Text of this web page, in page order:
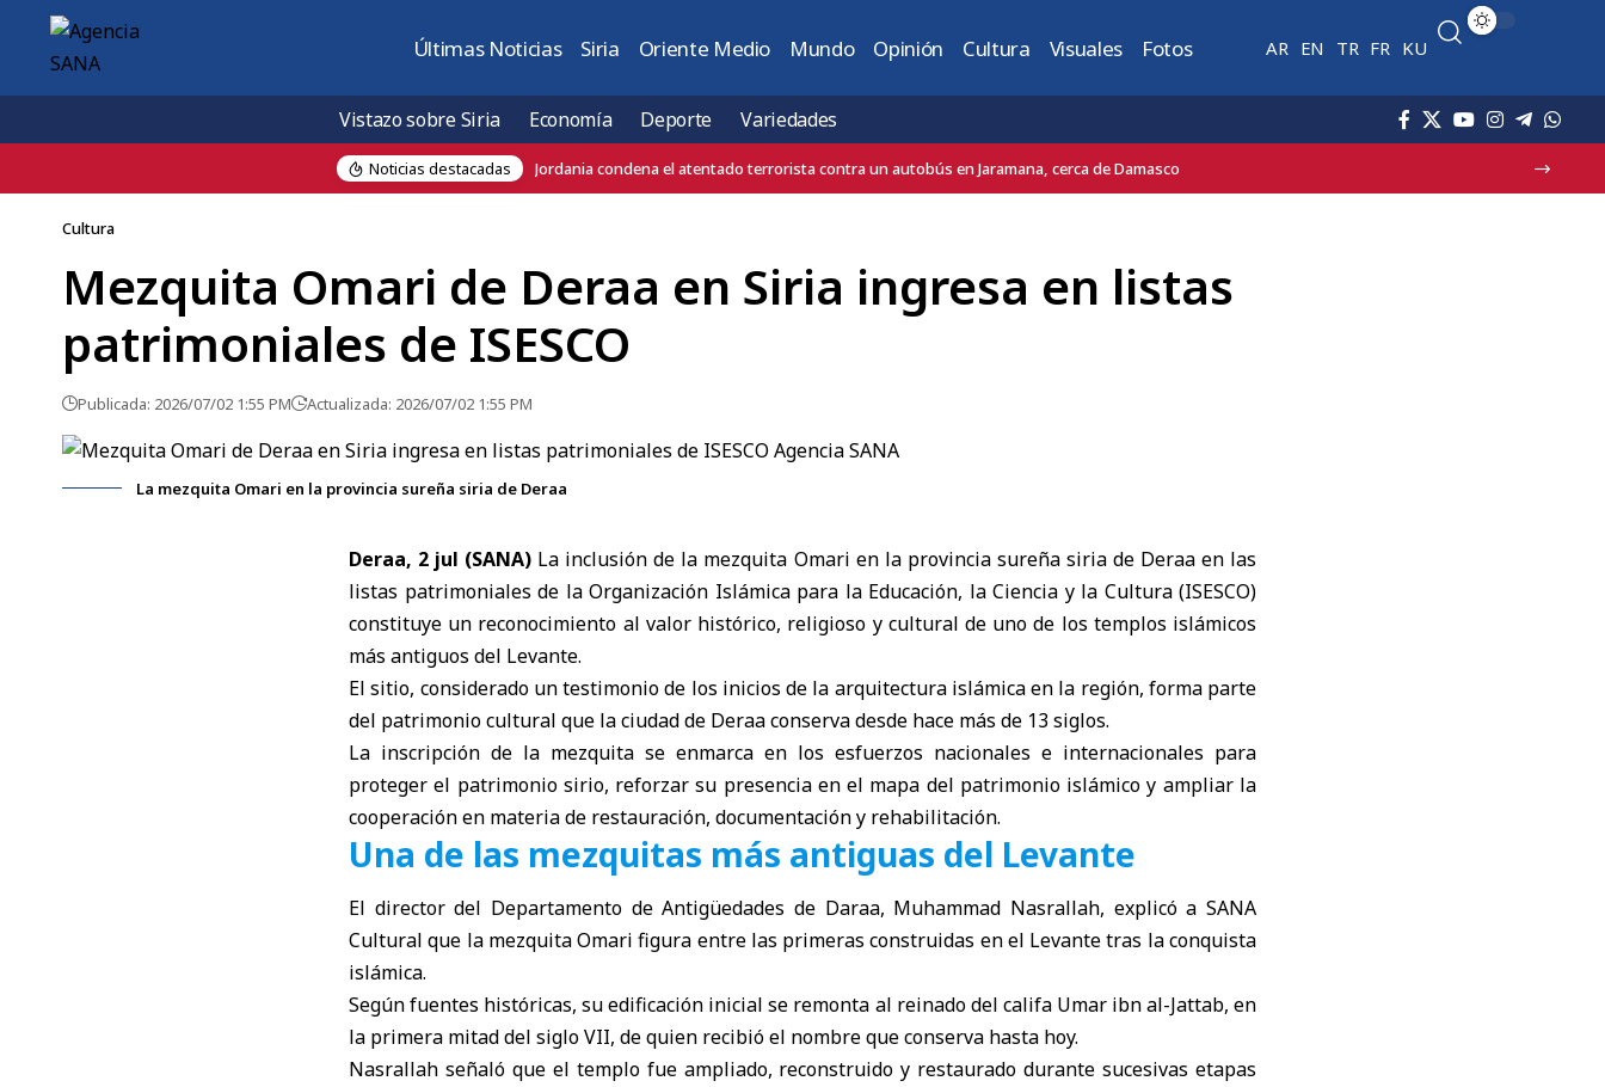
Últimas Noticias Siria Oriente Medio Mundo Opinión Cultura Visuales Fotos AR EN TR FR KU
Vistazo sobre Siria Economía Deporte Variedades
Noticias destacadas Jordania condena el atentado terrorista contra un autobús en Jaramana, cerca de Damasco
Cultura
Mezquita Omari de Deraa en Siria ingresa en listas
patrimoniales de ISESCO
Publicada: 2026/07/02 1:55 PM Actualizada: 2026/07/02 1:55 PM
La mezquita Omari en la provincia sureña siria de Deraa
Deraa, 2 jul (SANA) La inclusión de la mezquita Omari en la provincia sureña siria de Deraa en las
listas patrimoniales de la Organización Islámica para la Educación, la Ciencia y la Cultura (ISESCO)
constituye un reconocimiento al valor histórico, religioso y cultural de uno de los templos islámicos
más antiguos del Levante.
El sitio, considerado un testimonio de los inicios de la arquitectura islámica en la región, forma parte
del patrimonio cultural que la ciudad de Deraa conserva desde hace más de 13 siglos.
La inscripción de la mezquita se enmarca en los esfuerzos nacionales e internacionales para
proteger el patrimonio sirio, reforzar su presencia en el mapa del patrimonio islámico y ampliar la
cooperación en materia de restauración, documentación y rehabilitación.
Una de las mezquitas más antiguas del Levante
El director del Departamento de Antigüedades de Daraa, Muhammad Nasrallah, explicó a SANA
Cultural que la mezquita Omari figura entre las primeras construidas en el Levante tras la conquista
islámica.
Según fuentes históricas, su edificación inicial se remonta al reinado del califa Umar ibn al-Jattab, en
la primera mitad del siglo VII, de quien recibió el nombre que conserva hasta hoy.
Nasrallah señaló que el templo fue ampliado, reconstruido y restaurado durante sucesivas etapas